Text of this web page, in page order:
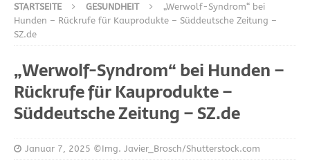
STARTSEITE GESUNDHEIT
„Werwolf-Syndrom“ bei
Hunden – Rückrufe für Kauprodukte – Süddeutsche Zeitung –
SZ.de
„Werwolf-Syndrom“ bei Hunden –
Rückrufe für Kauprodukte –
Süddeutsche Zeitung – SZ.de
Januar 7, 2025 ©Img. Javier_Brosch/Shutterstock.com